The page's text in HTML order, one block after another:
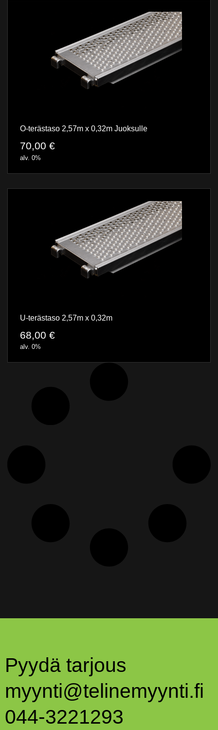
O-terästaso 2,57m x 0,32m Juoksulle
70,00 €
alv. 0%
U-terästaso 2,57m x 0,32m
68,00 €
alv. 0%
Pyydä tarjous
myynti@telinemyynti.fi
044-3221293